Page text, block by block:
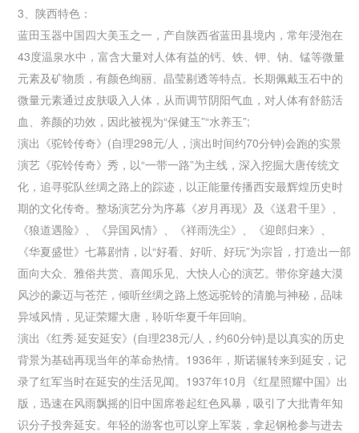
3、陕西特色：
蓝田玉器中国四大美玉之一，产自陕西省蓝田县境内，常年浸泡在
43度温泉水中，富含大量对人体有益的钙、铁、钾、钠、锰等微量
元素及矿物质，有颜色绚丽、晶莹剔透等特点。长期佩戴玉石中的
微量元素通过皮肤吸入人体，从而调节阴阳气血，对人体有舒筋活
血、养颜的功效，因此被视为“保健玉”“水养玉”;
演出《驼铃传奇》(自理298元/人，演出时间约70分钟)会跑的实景
演艺《驼铃传奇》秀，以“一带一路”为主线，深入挖掘大唐传统文
化，追寻驼队丝绸之路上的踪迹，以正能量传播西安最辉煌历史时
期的文化传奇。整场演艺分为序幕《岁月再现》及《送君千里》、
《狼道遇险》、《异国风情》、《祥雨洗尘》、《迎郎归来》、
《华夏盛世》七幕剧情，以“好看、好听、好玩”为宗旨，打造出一部
面向大众、雅俗共赏、喜闻乐见、大快人心的演艺。带你穿越大漠
风沙的豪迈与苍茫，倾听丝绸之路上悠远驼铃的清脆与神秘，品味
异域风情，见证荣耀大唐，聆听华夏千年回响。
演出《红秀·延安延安》(自理238元/人，约60分钟)是以真实的历史
背景为基础再现当年的革命热情。1936年，斯诺辗转来到延安，记
录了红军当时在延安的生活见闻。1937年10月《红星照耀中国》出
版，迅速在风雨飘摇的旧中国席卷起红色风暴，吸引了大批青年知
识分子投奔延安。年轻的游客也可以穿上军装，拿起钢枪参与进去